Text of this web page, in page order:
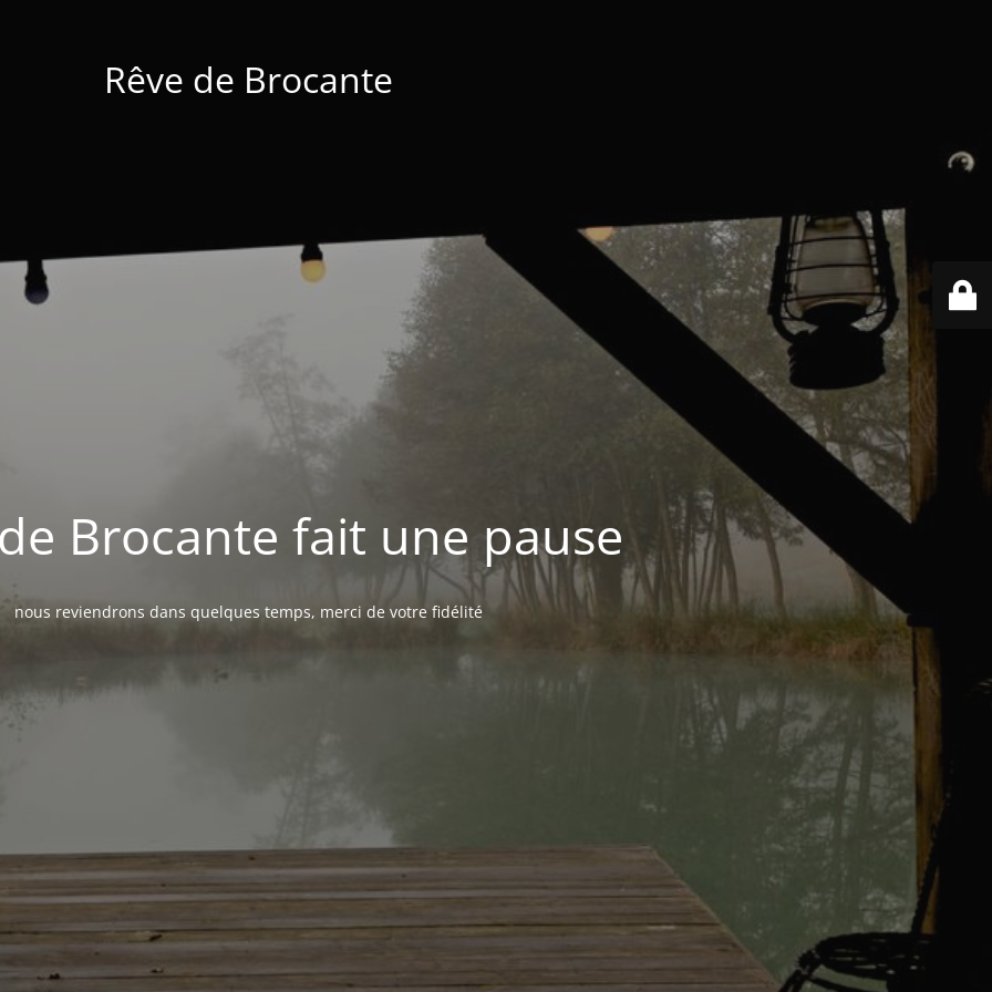
Rêve de Brocante
Brocante fait une pause
nous reviendrons dans quelques temps, merci de votre fidélité